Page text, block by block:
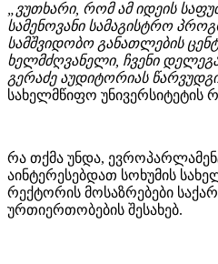
„ვუთხარი, რომ ამ იდეის
სამენოვანი სამაგისტრო
სამშვიდობო განათლების
ხელმძღვანელი, ჩვენი
გერაძე აუდიტორიას
სახელმწიფო უნივერსიტეტის
რა თქმა უნდა,
აინტერესებდათ სოხუმის
რექტორის მოსაზრებები
ურთიერთობების შესახებ.